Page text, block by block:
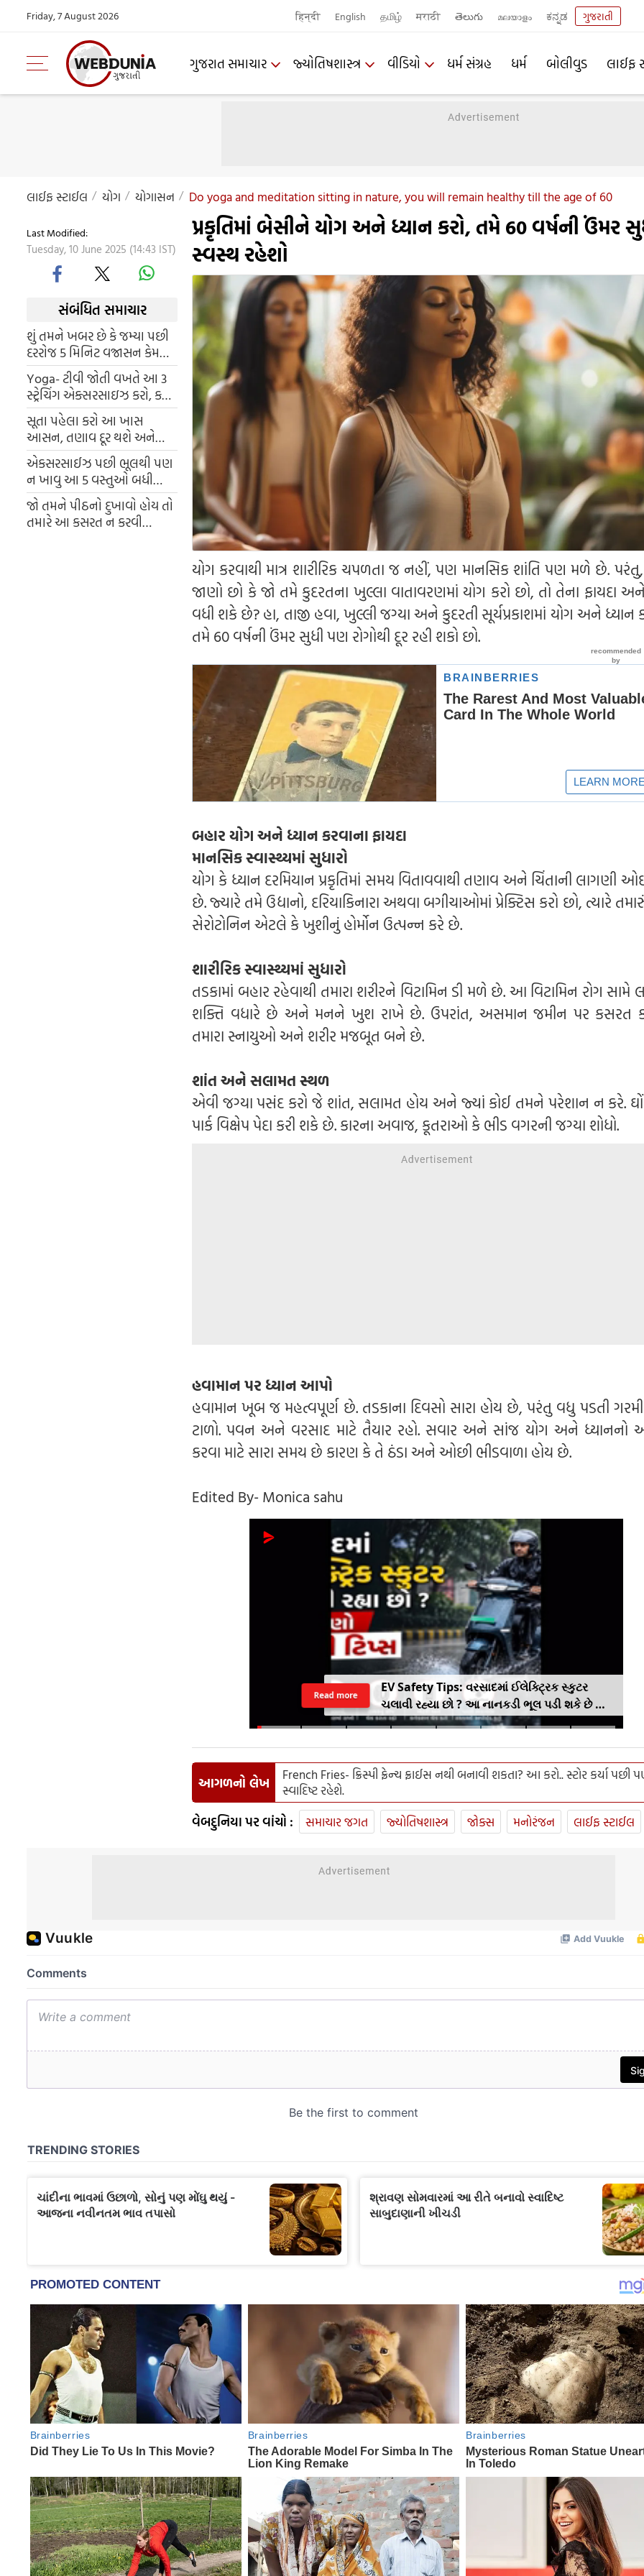
Friday, 7 August 2026 हिन्दी English தமிழ் मराठी తెలుగు മലയാളം ಕನ್ನಡ ગુજરાતી
ગુજરાત સમાચાર જ્યોતિષશાસ્ત્ર વીડિયો ધર્મ સંગ્રહ ધર્મ બોલીવુડ લાઈફ
લાઈફ સ્ટાઈલ યોગ યોગાસન Do yoga and meditation sitting in nature, you will remain healthy till the age of 60
Last Modified:
Tuesday, 10 June 2025 (14:43 IST)
સંબંધિત સમાચાર
શું તમને ખબર છે કે જમ્યા પછી
દરરોજ 5 મિનિટ વજ્રાસન કેમ
કરવું જોઈએ?
Yoga- ટીવી જોતી વખતે આ 3
સ્ટ્રેચિંગ એક્સરસાઇઝ કરો, કમર
અને કમરનો દુખાવો તમને
પરેશાન કરશે નહીં અને શરીર
લવચીક બનશે.
સૂતા પહેલા કરો આ ખાસ
આસન, તણાવ દૂર થશે અને
તમને જલ્દી ઊંઘ આવશે
એકસરસાઈઝ પછી ભૂલથી પણ
ન ખાવુ આ 5 વસ્તુઓ બધી
મેહનત થઈ શકે છે ખરાબ
જો તમને પીઠનો દુખાવો હોય તો
તમારે આ કસરત ન કરવી
પ્રકૃતિમાં બેસીને યોગ અને ધ્યાન કરો, તમે 60 વર્ષની ઉંમર
સ્વસ્થ રહેશો
યોગ કરવાથી માત્ર શારીરિક ચપળતા જ નહીં, પણ માનસિક શાંતિ પણ મળે છે.
જાણો છો કે જો તમે કુદરતના ખુલ્લા વાતાવરણમાં યોગ કરો છો, તો તેના ફાયદા
વધી શકે છે? હા, તાજી હવા, ખુલ્લી જગ્યા અને કુદરતી સૂર્યપ્રકાશમાં યોગ અને ધ્યાન
તમે 60 વર્ષની ઉંમર સુધી પણ રોગોથી દૂર રહી શકો છો.
બહાર યોગ અને ધ્યાન કરવાના ફાયદા
માનસિક સ્વાસ્થ્યમાં સુધારો
યોગ કે ધ્યાન દરમિયાન પ્રકૃતિમાં સમય વિતાવવાથી તણાવ અને ચિંતાની લાગણી
છે. જ્યારે તમે ઉદ્યાનો, દરિયાકિનારા અથવા બગીચાઓમાં પ્રેક્ટિસ કરો છો, ત્યારે
સેરોટોનિન એટલે કે ખુશીનું હોર્મોન ઉત્પન્ન કરે છે.
શારીરિક સ્વાસ્થ્યમાં સુધારો
તડકામાં બહાર રહેવાથી તમારા શરીરને વિટામિન ડી મળે છે. આ વિટામિન રોગ સામે
શક્તિ વધારે છે અને મનને ખુશ રાખે છે. ઉપરાંત, અસમાન જમીન પર કસરત
તમારા સ્નાયુઓ અને શરીર મજબૂત બને છે.
શાંત અને સલામત સ્થળ
એવી જગ્યા પસંદ કરો જે શાંત, સલામત હોય અને જ્યાં કોઈ તમને પરેશાન ન કરે.
પાર્ક વિક્ષેપ પેદા કરી શકે છે. કારના અવાજ, કૂતરાઓ કે ભીડ વગરની જગ્યા શોધો.
હવામાન પર ધ્યાન આપો
હવામાન ખૂબ જ મહત્વપૂર્ણ છે. તડકાના દિવસો સારા હોય છે, પરંતુ વધુ પડતી
ટાળો. પવન અને વરસાદ માટે તૈયાર રહો. સવાર અને સાંજ યોગ અને ધ્યાનનો
કરવા માટે સારા સમય છે કારણ કે તે ઠંડા અને ઓછી ભીડવાળા હોય છે.
Edited By- Monica sahu
EV Safety Tips: વરસાદમાં ઈલેક્ટ્રિક સ્કુટર
ચલાવી રહ્યા છો ? આ નાનકડી ભૂલ પડી શકે છે ભારે
.. જાણો સેફ્ટી ટિપ્સ
Read more
આગળનો લેખ
French Fries- ક્રિસ્પી ફ્રેન્ચ ફ્રાઈસ નથી બનાવી શકતા? આ કરો.. સ્ટોર કર્યા પછી
સ્વાદિષ્ટ રહેશે.
વેબદુનિયા પર વાંચો : સમાચાર જગત જ્યોતિષશાસ્ત્ર જોક્સ મનોરંજન લાઈફ સ્ટાઈલ